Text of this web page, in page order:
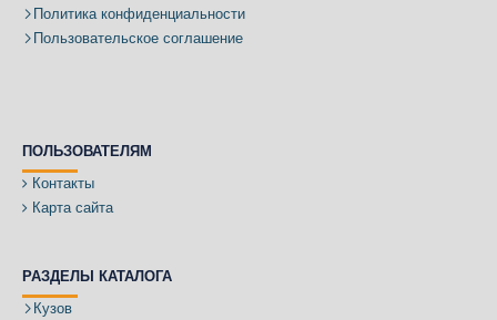
Политика конфиденциальности
Пользовательское соглашение
ПОЛЬЗОВАТЕЛЯМ
Контакты
Карта сайта
РАЗДЕЛЫ КАТАЛОГА
Кузов